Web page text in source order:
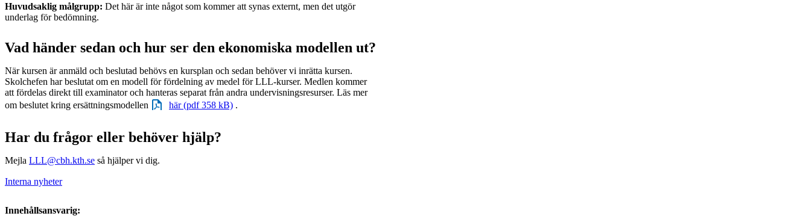
Huvudsaklig målgrupp: Det här är inte något som kommer att synas externt, men det utgör
underlag för bedömning.
Vad händer sedan och hur ser den ekonomiska modellen ut?
När kursen är anmäld och beslutad behövs en kursplan och sedan behöver vi inrätta kursen.
Skolchefen har beslutat om en modell för fördelning av medel för LLL-kurser. Medlen kommer
att fördelas direkt till examinator och hanteras separat från andra undervisningsresurser. Läs mer
om beslutet kring ersättningsmodellen
här (pdf 358 kB) .
Har du frågor eller behöver hjälp?
Mejla LLL@cbh.kth.se så hjälper vi dig.
Interna nyheter
Innehållsansvarig: